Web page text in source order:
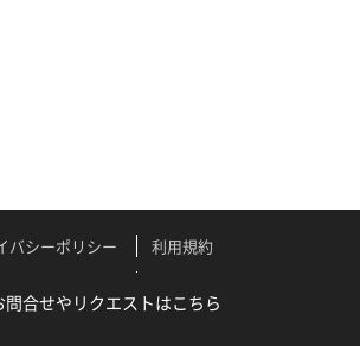
合せやリクエストはこちら
バシーポリシー
利用規約
ニカルサポート